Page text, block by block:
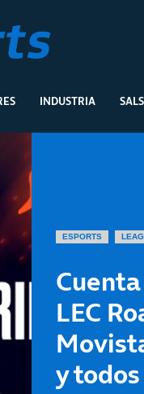
INDUSTRIA
ESPORTS
LEC
y